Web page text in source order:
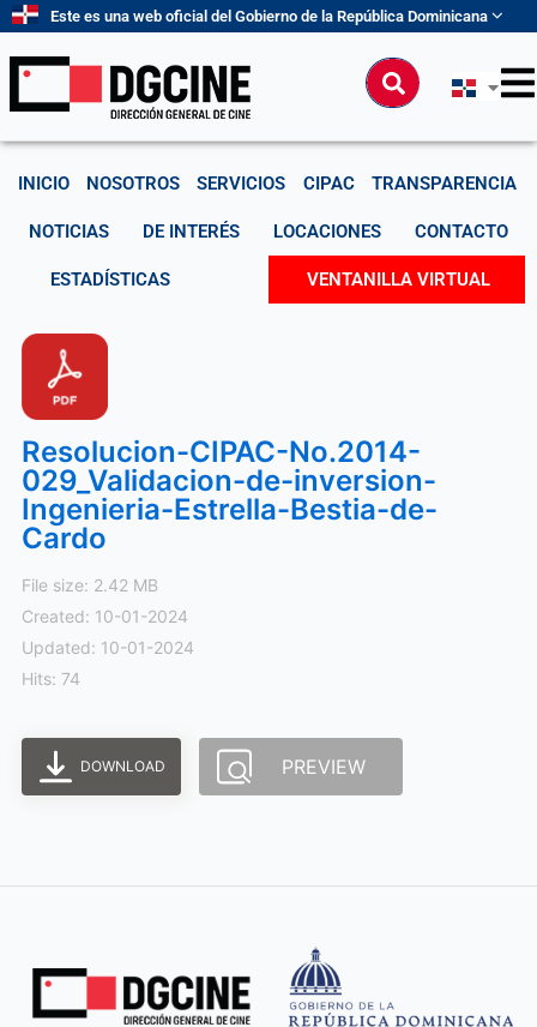
contenido
Este es una web oficial del Gobierno de la República Dominicana
Buscar
INICIO NOSOTROS SERVICIOS CIPAC TRANSPARENCIA
NOTICIAS DE INTERÉS LOCACIONES CONTACTO
ESTADÍSTICAS VENTANILLA VIRTUAL
Resolucion-CIPAC-No.2014-
029_Validacion-de-inversion-
Ingenieria-Estrella-Bestia-de-
Cardo
File size: 2.42 MB
Created: 10-01-2024
Updated: 10-01-2024
Hits: 74
DOWNLOAD PREVIEW